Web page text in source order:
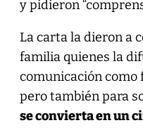
y pidieron
La carta la dieron a
familia quienes la
comunicación como
pero también para
se convierta en un